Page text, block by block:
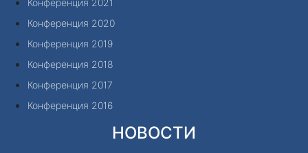
Конференция 2021
Конференция 2020
Конференция 2019
Конференция 2018
Конференция 2017
Конференция 2016
НОВОСТИ